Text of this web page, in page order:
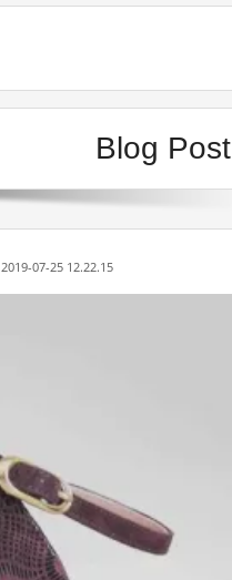
Blog
2019-07-25 12.22.15